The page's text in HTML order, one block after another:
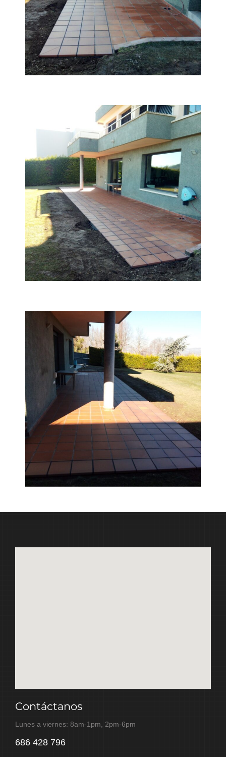
Contáctanos
Lunes a viernes: 8am-1pm, 2pm-6pm
686 428 796